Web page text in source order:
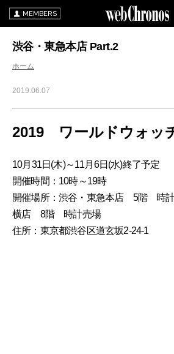
MEMBERS
渋谷・東急本店 Part.2
ホーム
2019.06.07
2019 ワールドウォッ
10月31日(木)～11月6日(水)終了予定
開催時間：10時～19時
開催場所：渋谷・東急本店 5階 時計
横店 8階 時計売場
住所：東京都渋谷区道玄坂2-24-1